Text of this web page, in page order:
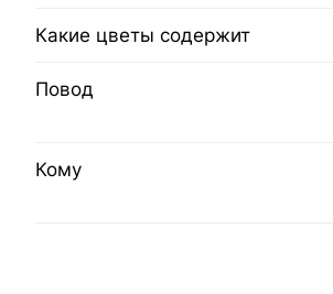
Какие цветы содержит
Повод
Кому